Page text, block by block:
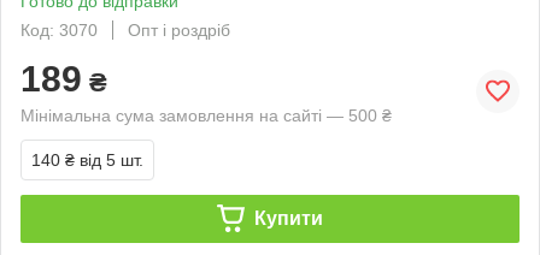
Код: 3070
Опт і роздріб
189 ₴
Мінімальна сума замовлення на сайті — 500 ₴
140 ₴ від 5 шт.
Купити